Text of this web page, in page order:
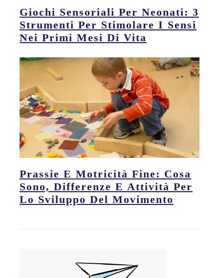
Giochi Sensoriali Per Neonati: 3
Strumenti Per Stimolare I Sensi
Nei Primi Mesi Di Vita
Prassie E Motricità Fine: Cosa
Sono, Differenze E Attività Per
Lo Sviluppo Del Movimento